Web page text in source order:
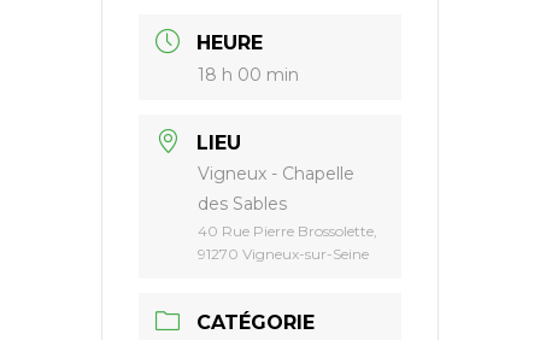
HEURE
18 h 00 min
LIEU
Vigneux - Chapelle
des Sables
40 Rue Pierre Brossolette,
91270 Vigneux-sur-Seine
CATÉGORIE